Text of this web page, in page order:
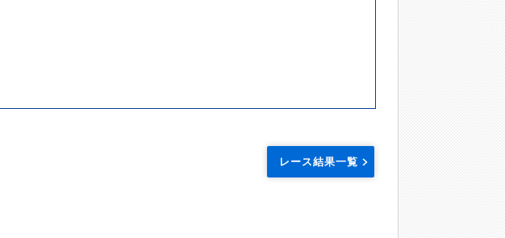
レース結果一覧